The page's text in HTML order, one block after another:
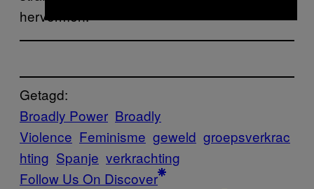
hervormen.
Getagd:
Broadly Power Broadly
Violence Feminisme geweld groepsverkrac
hting Spanje verkrachting
Follow Us On Discover